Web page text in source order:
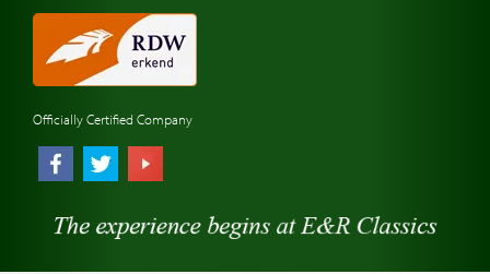
Classic cars Nederland
Officially Certified Company